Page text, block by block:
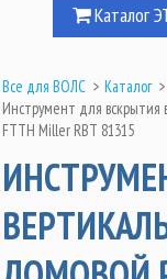
Каталог
Все для ВОЛС > Каталог >
Инструмент для вскрытия
FTTH Miller RBT 81315